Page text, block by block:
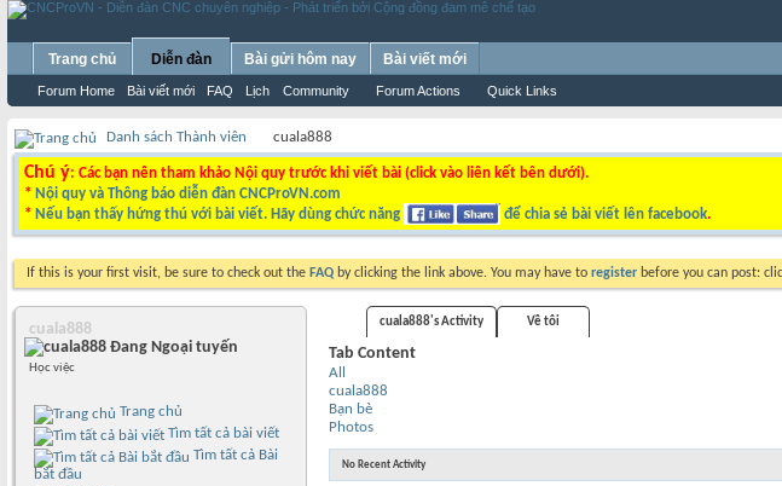
Trang chủ Diễn đàn
Forum Home Bài viết mới FAQ Lịch Community Forum Actions Quick Links
Bài gửi hôm nay Bài viết mới
Danh sách Thành viên cuala888
Chú ý: Các bạn nên tham khảo Nội quy trước khi viết bài (click vào liên kết bên dưới).
* Nội quy và Thông báo diễn đàn CNCProVN.com
* Nếu bạn thấy hứng thú với bài viết. Hãy dùng chức năng để chia sẻ bài viết lên facebook.
If this is your first visit, be sure to check out the FAQ by clicking the link above. You may have to register before you can post:
cuala888
Học việc
Trang chủ
Tìm tất cả bài viết
Tìm tất cả Bài
bắt đầu
cuala888's Activity Về tôi
Tab Content
All
cuala888
Bạn bè
Photos
No Recent Activity